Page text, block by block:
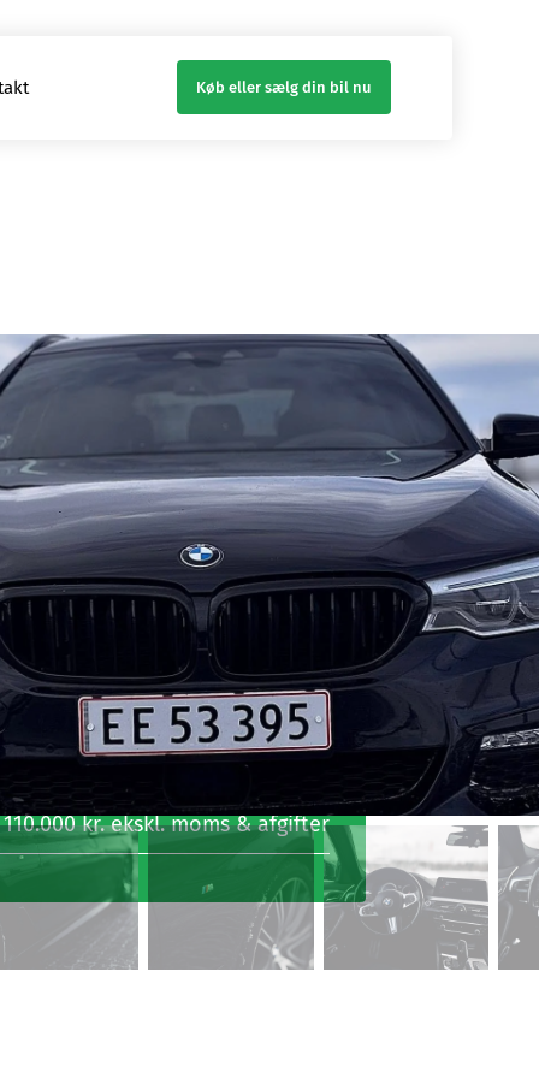
Køb eller sælg din bil nu
leasingaftale
22.500 kr. inkl. moms
2.374 kr. inkl. moms
5.000 kr. inkl. moms
110.000 kr. ekskl. moms & afgifter